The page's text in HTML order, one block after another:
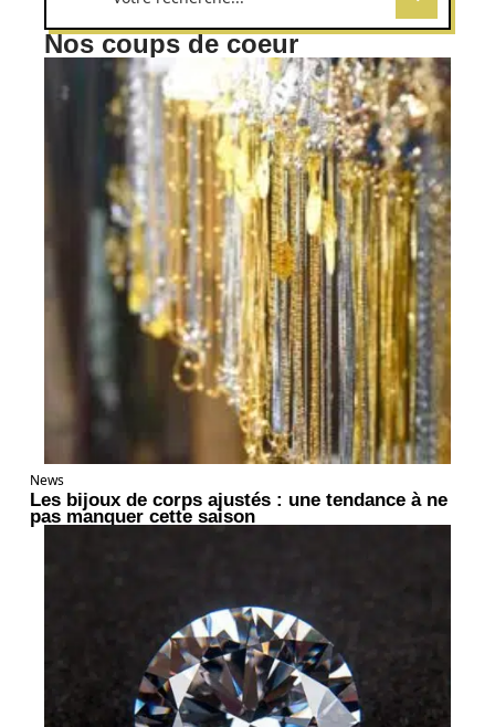
Nos coups de coeur
News
Les bijoux de corps ajustés : une tendance à ne
pas manquer cette saison